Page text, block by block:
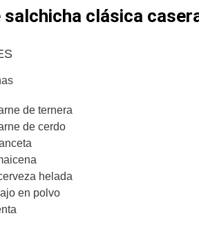
salchicha clásica
de ternera
de cerdo
helada
en polvo